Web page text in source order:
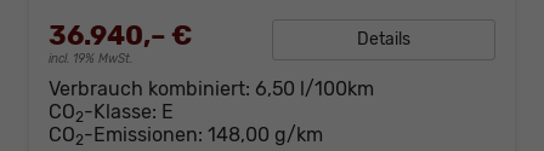
36.940,– €
incl. 19% MwSt.
Details
Verbrauch kombiniert: 6,50 l/100km
CO2-Klasse: E
CO2-Emissionen: 148,00 g/km